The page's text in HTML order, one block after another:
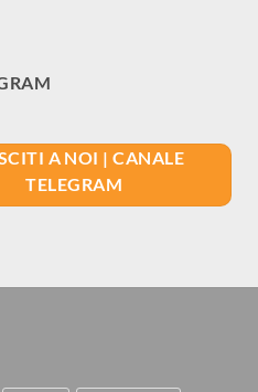
A NOI | CANALE
TELEGRAM